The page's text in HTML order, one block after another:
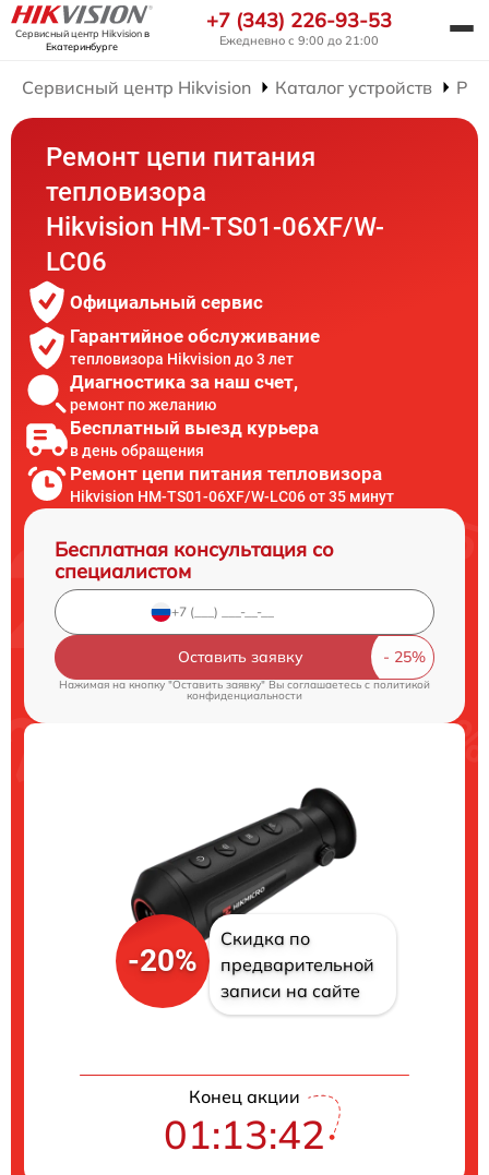
Сервисный центр Hikvisionв
Екатеринбурге
+7 (343) 226-93-53
Ежедневно с 9:00 до 21:00
Сервисный центр Hikvision Каталог устройств
Ремонт цепи питания
тепловизора
Hikvision HM-TS01-06XF/W-
LC06
Официальный сервис
Гарантийное обслуживание
тепловизора Hikvision до 3 лет
Диагностика за наш счет,
ремонт по желанию
Бесплатный выезд курьера
в день обращения
Ремонт цепи питания тепловизора
Hikvision HM-TS01-06XF/W-LC06 от 35 минут
Бесплатная консультация со
специалистом
Оставить заявку
Нажимая на кнопку "Оставить заявку" Вы соглашаетесь cполитикой
конфиденциальности
-20%
Скидка по
предварительной
записи на сайте
Конец акции
01:13:41